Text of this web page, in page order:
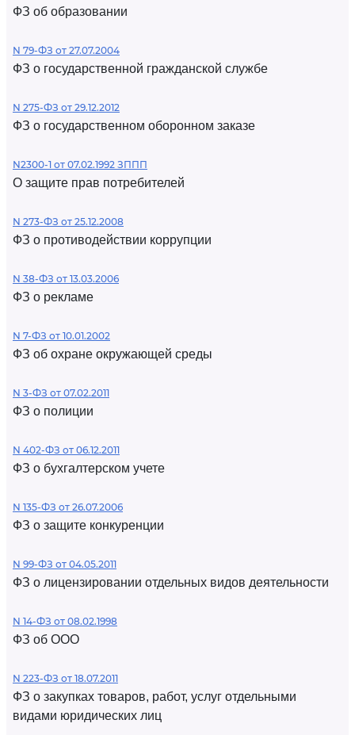
ФЗ об образовании
N 79-ФЗ от 27.07.2004
ФЗ о государственной гражданской службе
N 275-ФЗ от 29.12.2012
ФЗ о государственном оборонном заказе
N2300-1 от 07.02.1992 ЗППП
О защите прав потребителей
N 273-ФЗ от 25.12.2008
ФЗ о противодействии коррупции
N 38-ФЗ от 13.03.2006
ФЗ о рекламе
N 7-ФЗ от 10.01.2002
ФЗ об охране окружающей среды
N 3-ФЗ от 07.02.2011
ФЗ о полиции
N 402-ФЗ от 06.12.2011
ФЗ о бухгалтерском учете
N 135-ФЗ от 26.07.2006
ФЗ о защите конкуренции
N 99-ФЗ от 04.05.2011
ФЗ о лицензировании отдельных видов деятельности
N 14-ФЗ от 08.02.1998
ФЗ об ООО
N 223-ФЗ от 18.07.2011
ФЗ о закупках товаров, работ, услуг отдельными
видами юридических лиц